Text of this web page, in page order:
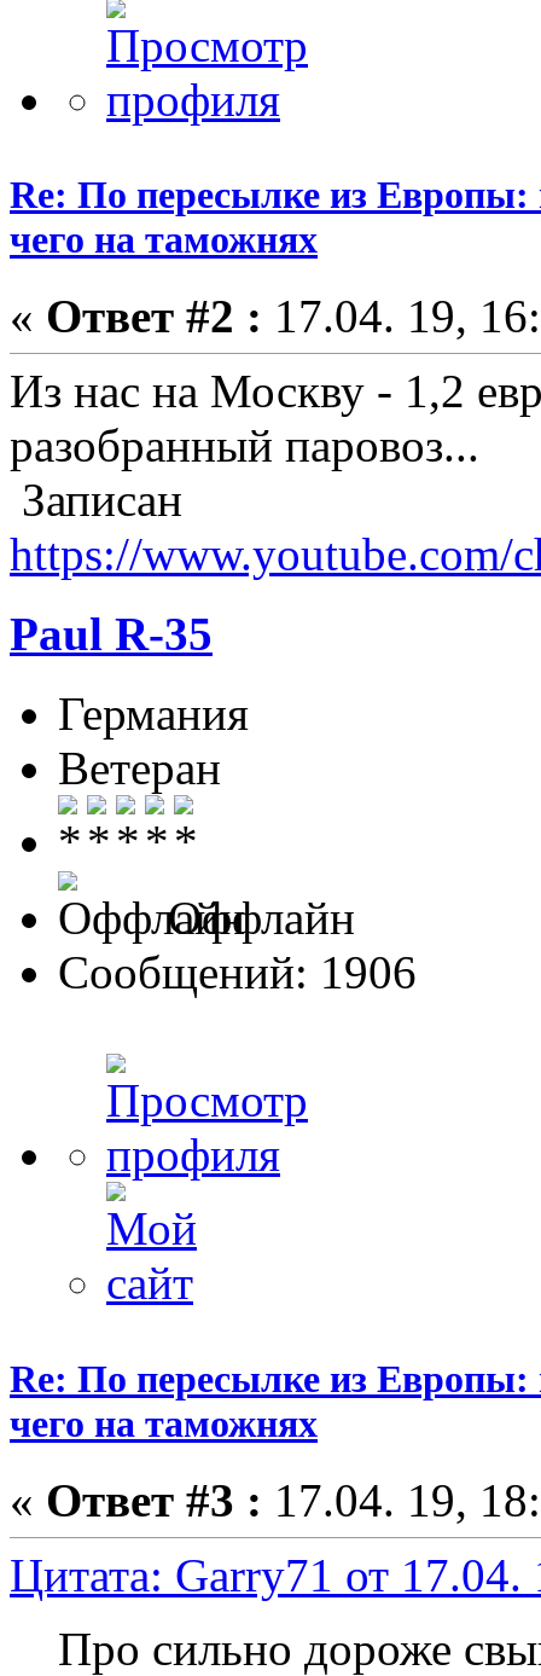
Re: По пересылке из Европы:
чего на таможнях
« Ответ #2 : 17.04. 19,
Из нас на Москву - 1,2
разобранный паровоз...
Записан
https://
Paul R-35
Германия
Ветеран
Оффлайн
Сообщений: 1906
Re: По пересылке из Европы:
чего на таможнях
« Ответ #3 : 17.04. 19,
Цитата: Garry71 от 17.04.
Про сильно дороже